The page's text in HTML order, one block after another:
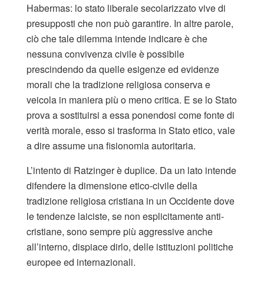
Habermas: lo stato liberale secolarizzato vive di
presupposti che non può garantire. In altre parole,
ciò che tale dilemma intende indicare è che
nessuna convivenza civile è possibile
prescindendo da quelle esigenze ed evidenze
morali che la tradizione religiosa conserva e
veicola in maniera più o meno critica. E se lo Stato
prova a sostituirsi a essa ponendosi come fonte di
verità morale, esso si trasforma in Stato etico, vale
a dire assume una fisionomia autoritaria.
L’intento di Ratzinger è duplice. Da un lato intende
difendere la dimensione etico-civile della
tradizione religiosa cristiana in un Occidente dove
le tendenze laiciste, se non esplicitamente anti-
cristiane, sono sempre più aggressive anche
all’interno, dispiace dirlo, delle istituzioni politiche
europee ed internazionali.